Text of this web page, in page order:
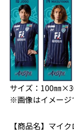
サイズ：100㎜
※画像はイメージ
【商品名】 マイ